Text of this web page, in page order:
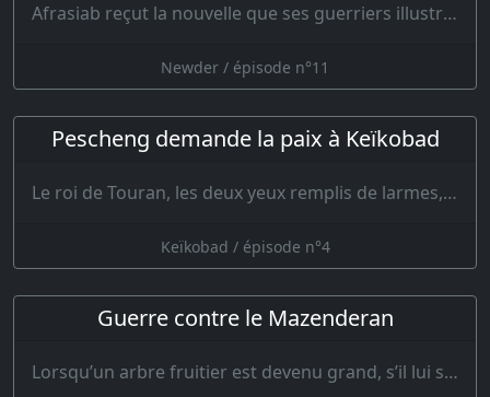
Afrasiab reçut la nouvelle que ses guerriers illustres avaient cessé de vivre, son âme fut en…
Newder / épisode n°11
Pescheng demande la paix à Keïkobad
Le roi de Touran, les deux yeux remplis de larmes, resta étonné que de telles parol…
Keïkobad / épisode n°4
Guerre contre le Mazenderan
Lorsqu’un arbre fruitier est devenu grand, s’il lui survient quelque dommage, ses feuilles …